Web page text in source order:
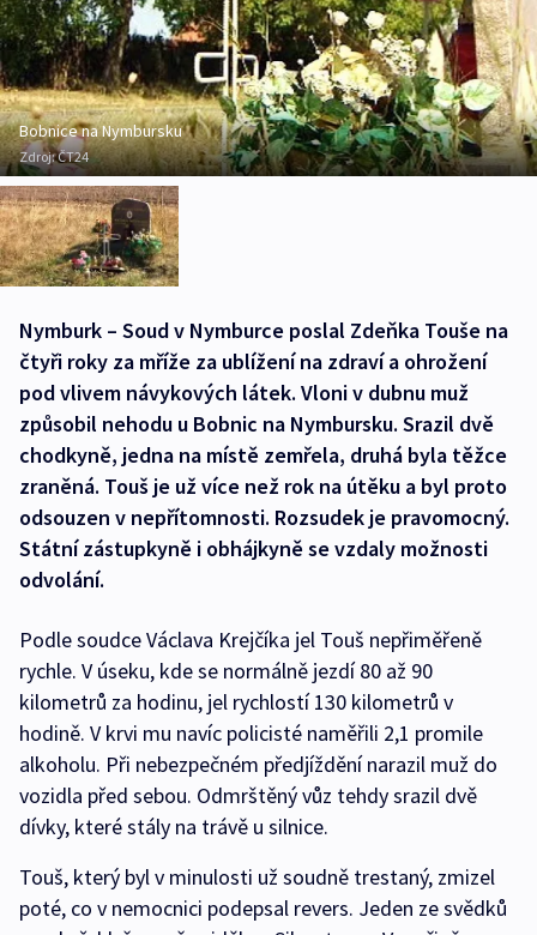
Bobnice na Nymbursku
Zdroj:ČT24
Nymburk – Soud v Nymburce poslal Zdeňka Touše na
čtyři roky za mříže za ublížení na zdraví a ohrožení
pod vlivem návykových látek. Vloni v dubnu muž
způsobil nehodu u Bobnic na Nymbursku. Srazil dvě
chodkyně, jedna na místě zemřela, druhá byla těžce
zraněná. Touš je už více než rok na útěku a byl proto
odsouzen v nepřítomnosti. Rozsudek je pravomocný.
Státní zástupkyně i obhájkyně se vzdaly možnosti
odvolání.
Podle soudce Václava Krejčíka jel Touš nepřiměřeně
rychle. V úseku, kde se normálně jezdí 80 až 90
kilometrů za hodinu, jel rychlostí 130 kilometrů v
hodině. V krvi mu navíc policisté naměřili 2,1 promile
alkoholu. Při nebezpečném předjíždění narazil muž do
vozidla před sebou. Odmrštěný vůz tehdy srazil dvě
dívky, které stály na trávě u silnice.
Touš, který byl v minulosti už soudně trestaný, zmizel
poté, co v nemocnici podepsal revers. Jeden ze svědků